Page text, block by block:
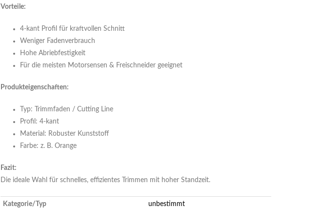
Vorteile:
4-kant Profil für kraftvollen Schnitt
Weniger Fadenverbrauch
Hohe Abriebfestigkeit
Für die meisten Motorsensen & Freischneider geeignet
Produkteigenschaften:
Typ: Trimmfaden / Cutting Line
Profil: 4-kant
Material: Robuster Kunststoff
Farbe: z. B. Orange
Fazit:
Die ideale Wahl für schnelles, effizientes Trimmen mit hoher Standzeit.
Kategorie/Typ unbestimmt